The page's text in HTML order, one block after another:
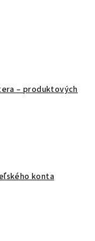
– produktových
konta